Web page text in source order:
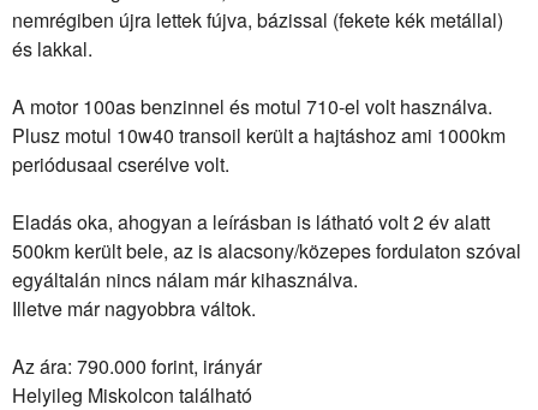
nemrégiben újra lettek fújva, bázissal (fekete kék metállal)
és lakkal.
A motor 100as benzinnel és motul 710-el volt használva.
Plusz motul 10w40 transoil került a hajtáshoz ami 1000km
periódusaal cserélve volt.
Eladás oka, ahogyan a leírásban is látható volt 2 év alatt
500km került bele, az is alacsony/közepes fordulaton szóval
egyáltalán nincs nálam már kihasználva.
Illetve már nagyobbra váltok.
Az ára: 790.000 forint, irányár
Helyileg Miskolcon található